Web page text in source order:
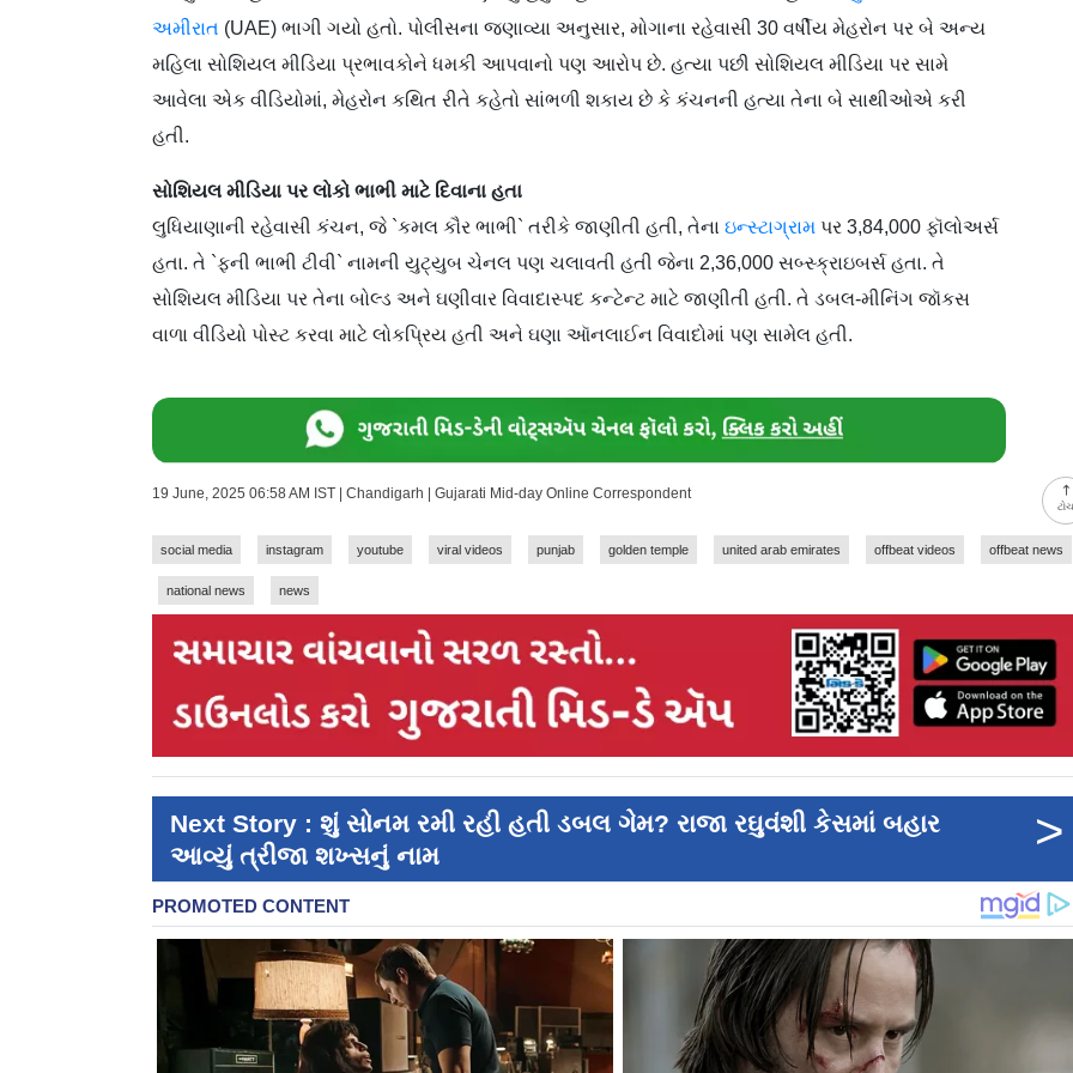
અમીરાત (UAE) ભાગી ગયો હતો. પોલીસના જણાવ્યા અનુસાર, મોગાના રહેવાસી 30 વર્ષીય મેહરોન પર બે અન્ય
મહિલા સોશિયલ મીડિયા પ્રભાવકોને ધમકી આપવાનો પણ આરોપ છે. હત્યા પછી સોશિયલ મીડિયા પર સામે
આવેલા એક વીડિયોમાં, મેહરોન કથિત રીતે કહેતો સાંભળી શકાય છે કે કંચનની હત્યા તેના બે સાથીઓએ કરી
હતી.
સોશિયલ મીડિયા પર લોકો ભાભી માટે દિવાના હતા
લુધિયાણાની રહેવાસી કંચન, જે `કમલ કૌર ભાભી` તરીકે જાણીતી હતી, તેના ઇન્સ્ટાગ્રામ પર 3,84,000 ફૉલોઅર્સ
હતા. તે `ફની ભાભી ટીવી` નામની યુટ્યુબ ચેનલ પણ ચલાવતી હતી જેના 2,36,000 સબ્સ્ક્રાઇબર્સ હતા. તે
સોશિયલ મીડિયા પર તેના બોલ્ડ અને ઘણીવાર વિવાદાસ્પદ કન્ટેન્ટ માટે જાણીતી હતી. તે ડબલ-મીનિંગ જૉકસ
વાળા વીડિયો પોસ્ટ કરવા માટે લોકપ્રિય હતી અને ઘણા ઑનલાઈન વિવાદોમાં પણ સામેલ હતી.
19 June, 2025 06:58 AM IST | Chandigarh | Gujarati Mid-day Online Correspondent
social media instagram youtube viral videos punjab golden temple united arab emirates offbeat videos offbeat news
national news news
Next Story : શું સોનમ રમી રહી હતી ડબલ ગેમ? રાજા રઘુવંશી કેસમાં બહાર
આવ્યું ત્રીજા શખ્સનું નામ
>